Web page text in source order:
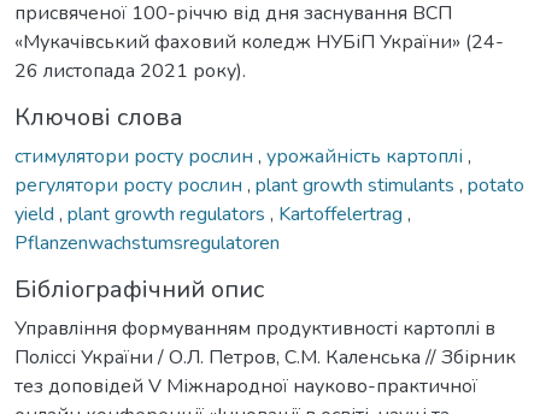
присвяченої 100-річчю від дня заснування ВСП
«Мукачівський фаховий коледж НУБіП України» (24-
26 листопада 2021 року).
Ключові слова
стимулятори росту рослин , урожайність картоплі ,
регулятори росту рослин , plant growth stimulants , potato
yield , plant growth regulators , Kartoffelertrag ,
Pflanzenwachstumsregulatoren
Бібліографічний опис
Управління формуванням продуктивності картоплі в
Поліссі України / О.Л. Петров, С.М. Каленська // Збірник
тез доповідей V Міжнародної науково-практичної